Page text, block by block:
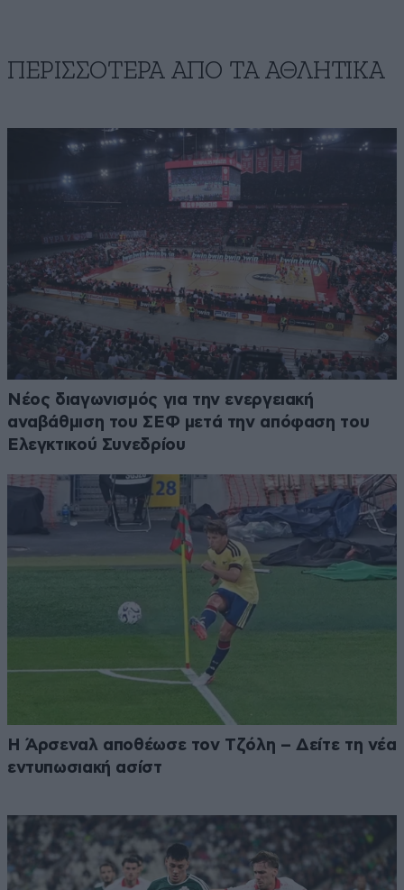
ΠΕΡΙΣΣΟΤΕΡΑ ΑΠΟ ΤA ΑΘΛΗΤΙΚΑ
Νέος διαγωνισμός για την ενεργειακή
αναβάθμιση του ΣΕΦ μετά την απόφαση του
Ελεγκτικού Συνεδρίου
Η Άρσεναλ αποθέωσε τον Τζόλη – Δείτε τη νέα
εντυπωσιακή ασίστ